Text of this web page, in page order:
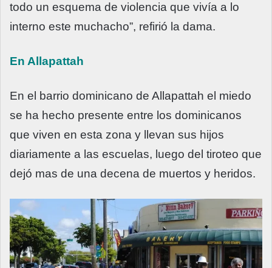
todo un esquema de violencia que vivía a lo
interno este muchacho”, refirió la dama.
En Allapattah
En el barrio dominicano de Allapattah el miedo
se ha hecho presente entre los dominicanos
que viven en esta zona y llevan sus hijos
diariamente a las escuelas, luego del tiroteo que
dejó mas de una decena de muertos y heridos.